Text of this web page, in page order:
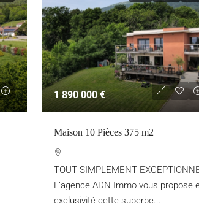
1 890 000 €
Maison 10 Pièces 375 m2
TOUT SIMPLEMENT
L’agence ADN Immo vous propose
exclusivité cette superbe...